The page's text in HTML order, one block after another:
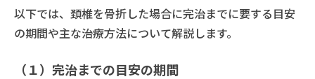
以下では、頚椎を骨折した場合に完治までに要する目安
の期間や主な治療方法について解説します。
（１）完治までの目安の期間